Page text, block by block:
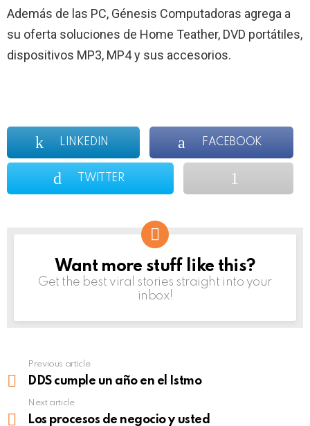
Además de las PC, Génesis Computadoras agrega a
su oferta soluciones de Home Teather, DVD portátiles,
dispositivos MP3, MP4 y sus accesorios.
LINKEDIN FACEBOOK
TWITTER
NEWSLETTER
Want more stuff like this?
Get the best viral stories straight into your
inbox!
more
Previous article
DDS cumple un año en el Istmo
Next article
Los procesos de negocio y usted